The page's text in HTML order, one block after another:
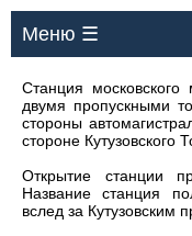
Меню ☰
Станция московского
двумя пропускными
стороны
стороне Кутузовского
Открытие станции
Название станция
вслед за Кутузовским